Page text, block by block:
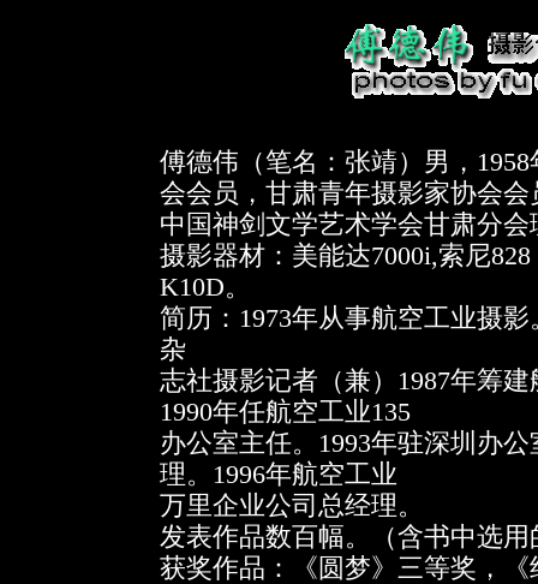
傅德伟（笔名：张靖）男，
会会员，甘肃青年摄影家协会会
中国神剑文学艺术学会甘肃分
摄影器材：美能达7000i,索尼
K10D。
简历：1973年从事航空工业摄
杂
志社摄影记者（兼）1987年筹
1990年任航空工业135
办公室主任。1993年驻深圳办
理。1996年航空工业
万里企业公司总经理。
发表作品数百幅。（含书中选用
获奖作品：《圆梦》三等奖，《